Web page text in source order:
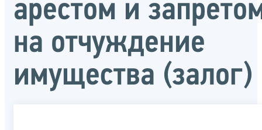
арестом и
на отчуждение
имущества (залог)